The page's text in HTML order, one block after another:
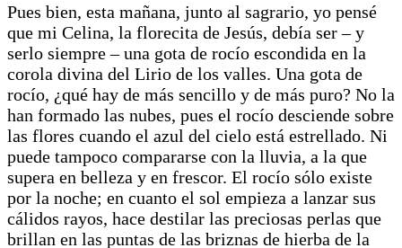
Pues bien, esta mañana, junto al sagrario, yo pensé
que mi Celina, la florecita de Jesús, debía ser – y
serlo siempre – una gota de rocío escondida en la
corola divina del Lirio de los valles. Una gota de
rocío, ¿qué hay de más sencillo y de más puro? No la
han formado las nubes, pues el rocío desciende sobre
las flores cuando el azul del cielo está estrellado. Ni
puede tampoco compararse con la lluvia, a la que
supera en belleza y en frescor. El rocío sólo existe
por la noche; en cuanto el sol empieza a lanzar sus
cálidos rayos, hace destilar las preciosas perlas que
brillan en las puntas de las briznas de hierba de la